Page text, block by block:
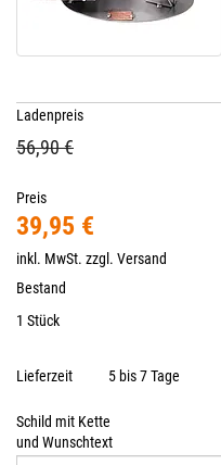
Ladenpreis
56,90 €
Preis
39,95 €
inkl. MwSt. zzgl. Versand
Bestand
1 Stück
Lieferzeit 5 bis 7 Tage
Schild mit Kette
und Wunschtext